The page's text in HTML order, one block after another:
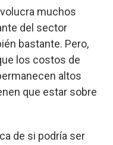
muchos
del sector
bastante. Pero,
los costos de
altos
que estar sobre
de si podría ser